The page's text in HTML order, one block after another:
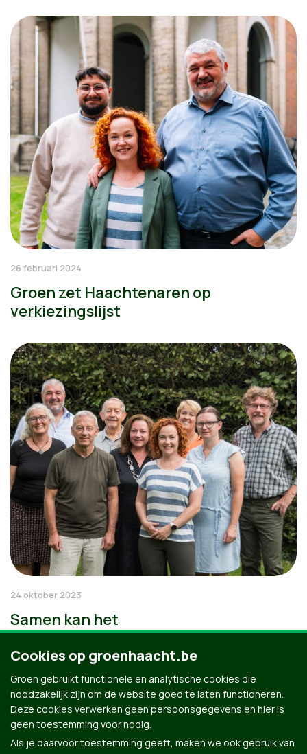
26 februari 2024
Groen zet Haachtenaren op
verkiezingslijst
24 oktober 2023
Samen kan het
Cookies op groenhaacht.be
Groen gebruikt functionele en analytische cookies die
noodzakelijk zijn om de website goed te laten functioneren.
Deze cookies verwerken geen persoonsgegevens en hier is
geen toestemming voor nodig.
Als je daarvoor toestemming geeft, maken we ook gebruik van